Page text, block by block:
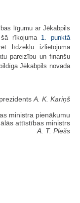
līgumu ar Jēkabpils
rīkojuma 1. punktā
līdzekļu izlietojuma
pareizību un finanšu
Jēkabpils novada
A. K. Kariņš
ministra pienākumu
attīstības ministrs
A. T. Plešs